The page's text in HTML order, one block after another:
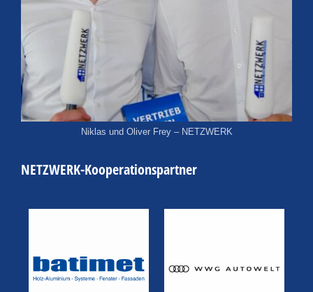
Niklas und Oliver Frey – NETZWERK
NETZWERK-Kooperationspartner